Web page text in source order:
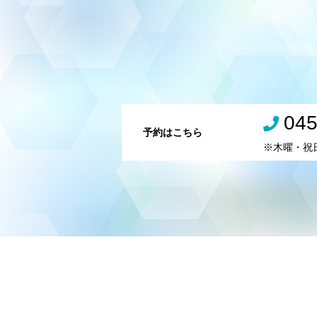
予約はこちら
※木曜・祝